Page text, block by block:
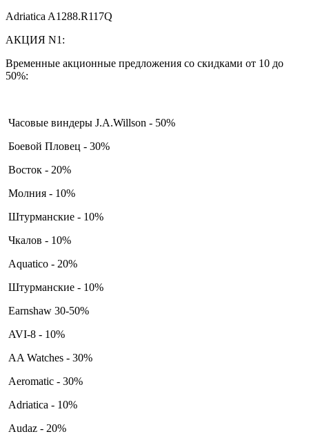
Adriatica A1288.R117Q
АКЦИЯ N1:
Временные акционные предложения со скидками от 10 до
50%:
Часовые виндеры J.A.Willson - 50%
Боевой Пловец - 30%
Восток - 20%
Молния - 10%
Штурманские - 10%
Чкалов - 10%
Aquatico - 20%
Штурманские - 10%
Earnshaw 30-50%
AVI-8 - 10%
AA Watches - 30%
Aeromatic - 30%
Adriatica - 10%
Audaz - 20%